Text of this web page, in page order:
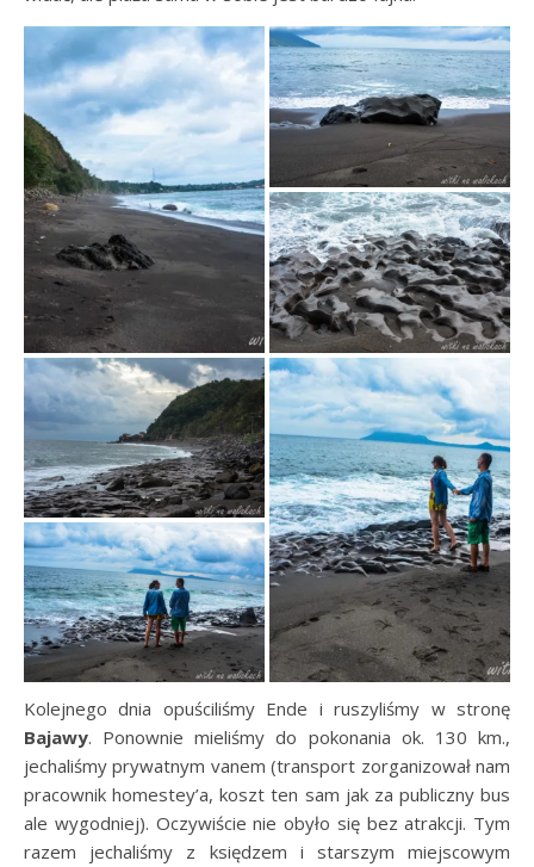
Kolejnego dnia opuściliśmy Ende i ruszyliśmy w stronę
Bajawy. Ponownie mieliśmy do pokonania ok. 130 km.,
jechaliśmy prywatnym vanem (transport zorganizował nam
pracownik homestey’a, koszt ten sam jak za publiczny bus
ale wygodniej). Oczywiście nie obyło się bez atrakcji. Tym
razem jechaliśmy z księdzem i starszym miejscowym